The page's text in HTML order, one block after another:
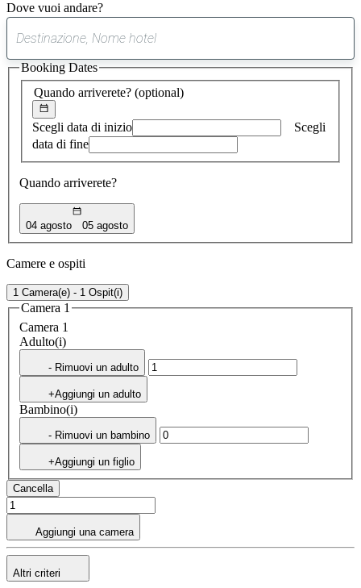
Dove vuoi andare?
suggerimento
trovato
Quando arriverete? (optional)
Scegli data di inizio
Scegli
data di fine
Quando arriverete?
04 agosto 05 agosto
Booking Dates
Camere e ospiti
1 Camera(e) - 1 Ospit(i)
Camera 1
Camera 1
Adulto(i)
- Rimuovi un adulto
+Aggiungi un adulto
Bambino(i)
- Rimuovi un bambino
+Aggiungi un figlio
Cancella
Aggiungi una camera
Altri criteri